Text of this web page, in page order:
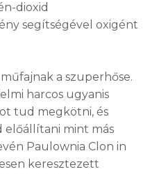
dioxid
segítségével oxigént
a szuperhőse.
harcos ugyanis
tud megkötni, és
mint más
Paulownia Clon in
keresztezett